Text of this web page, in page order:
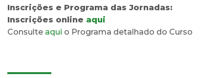
Inscrições e Programa das Jornadas:
Inscrições online aqui
Consulte aqui o Programa detalhado do Curso